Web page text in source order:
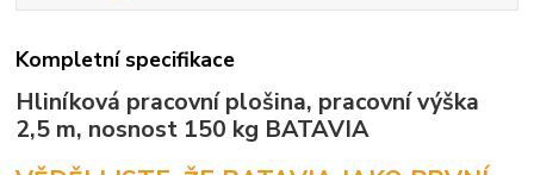
Kompletní specifikace
Hliníková pracovní plošina, pracovní výška
2,5 m, nosnost 150 kg BATAVIA